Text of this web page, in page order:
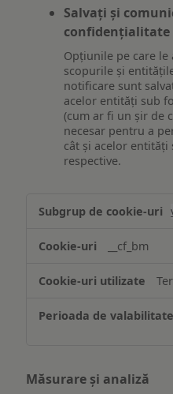
Salvați și
confidențialitate
Opțiunile pe care
scopurile și
notificare sunt
acelor entități sub
(cum ar fi un șir de
necesar pentru a
cât și acelor
respective.
funcționalităților
ului
__cf_bm
Măsurare și analiză